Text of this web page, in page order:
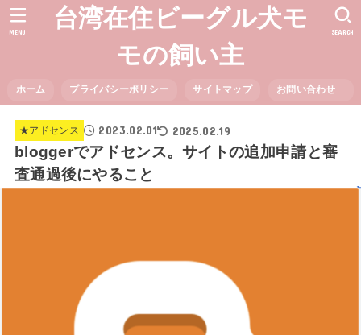
台湾在住ビーグル犬モ
モの飼い主
ホーム プライバシーポリシー サイトマップ お問い合わせ
SEARCH
MENU
★アドセンス 2023.02.01 2025.02.19
bloggerでアドセンス。サイトの追加申請と審
査通過後にやること